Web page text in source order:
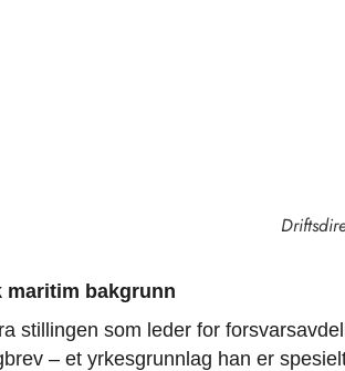
maritim bakgrunn
stillingen som leder for
– et yrkesgrunnlag han er